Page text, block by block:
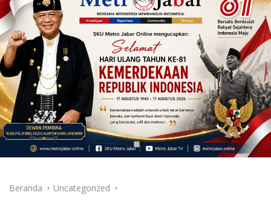
Beranda Uncategorized